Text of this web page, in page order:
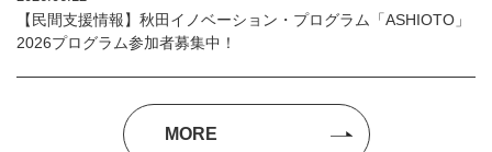
【民間支援情報】秋田イノベーション・プログラム「ASHIOTO」
2026プログラム参加者募集中！
MORE